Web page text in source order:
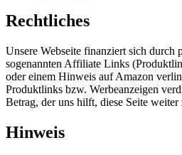
Rechtliches
Unsere Webseite finanziert sich durch
sogenannten Affiliate Links
oder einem Hinweis auf Amazon
Produktlinks bzw. Werbeanzeigen
Betrag, der uns hilft, diese Seite weiter
Hinweis